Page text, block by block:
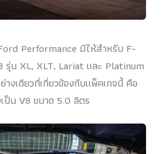
Performance มีให้สําหรับ F-
น XL, XLT, Lariat และ Platinum
งเดียวที่เกี่ยวข้องกับแพ็คเกจนี้ คือ
ป็น V8 ขนาด 5.0 ลิตร